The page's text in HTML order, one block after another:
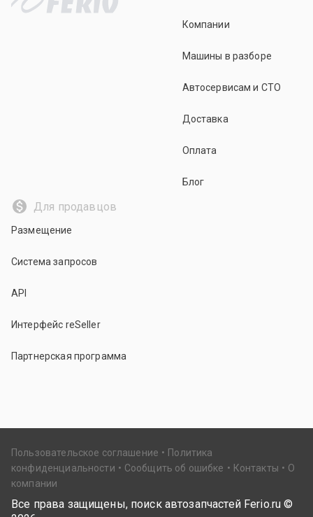
Компании
Машины в разборе
Автосервисам и СТО
Доставка
Оплата
Блог
Для продавцов
Размещение
Система запросов
API
Интерфейс reSeller
Партнерская программа
Пользовательское соглашение
Политика
конфиденциальности
Сообщить об ошибке Контакты
О
компании
Все права защищены, поиск автозапчастей Ferio.ru ©